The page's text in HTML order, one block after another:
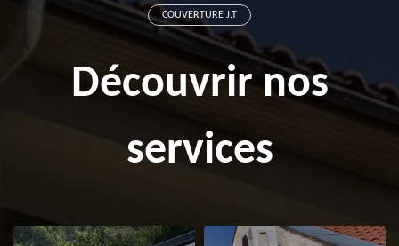
COUVERTURE J.T
Découvrir nos
services